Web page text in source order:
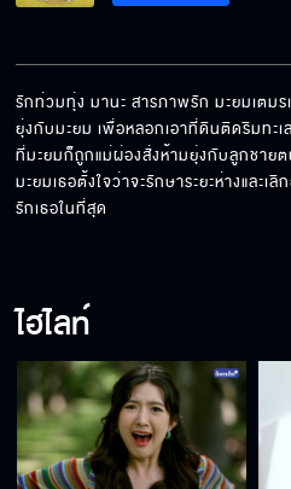
รักท่วมทุ่ง
รักท่วมทุ่ง
รักท่วมทุ่ง มานะ สารภาพรัก มะยมเตมร
ยุ่งกับมะยม เพื่อหลอกเอาที่ดินติดริมทะเ
ที่มะยมก็ถูกแม่ผ่องสั่งห้ามยุ่งกับลูกชาย
มะยมเธอตั้งใจว่าจะรักษาระยะห่างและเ
รักเธอในที่สุด
ไฮไลท์